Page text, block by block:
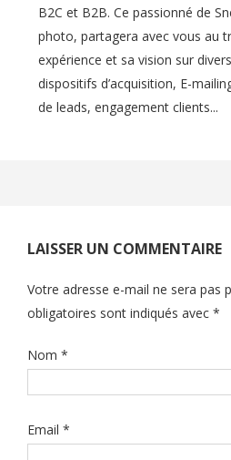
B2C et B2B. Ce passionné de
photo, partagera avec vous au
expérience et sa vision sur
dispositifs d’acquisition, E-
de leads, engagement clients...
LAISSER UN COMMENTAIRE
Votre adresse e-mail ne sera pas
obligatoires sont indiqués avec *
Nom *
Email *